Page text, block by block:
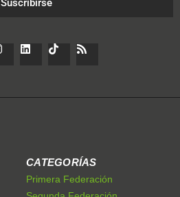
Suscribirse
CATEGORÍAS
Primera Federación